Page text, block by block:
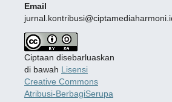
Email
Ciptaan disebarluaskan
di bawah Lisensi
Creative Commons
Atribusi-BerbagiSerupa